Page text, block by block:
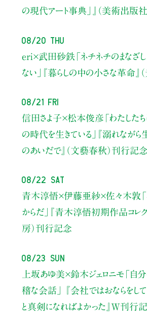
の現代アート事典」』（美術出版
08/20 Thu
eri×武田砂鉄「ネチネチのまな
ない」
『暮らしの中の小さな革命
08/21 Fri
信田さよ子×松本俊彦 「わたした
の時代を生きている」
『溺れなが
のあいだで』（文藝春秋）刊行記念
08/22 Sat
青木淳悟×伊藤亜紗×佐々木敦
からだ」
『青木淳悟初期作品コレ
房）刊行記念
08/23 Sun
上坂あゆ美×鈴木ジェロニモ 「自
稽な会話」
『会社ではおならをして
と真剣になればよかった』W刊行